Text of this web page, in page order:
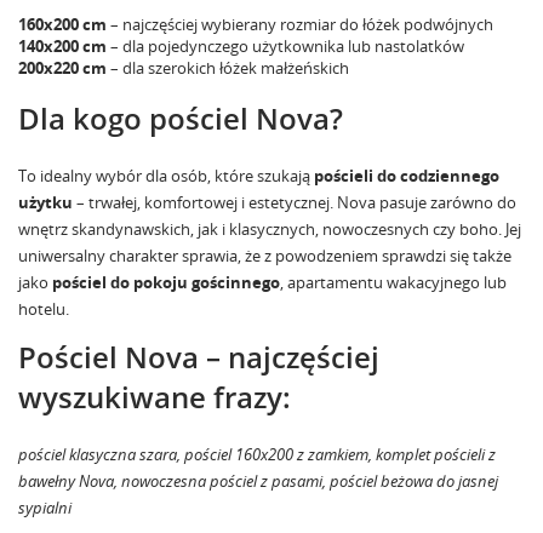
160x200 cm – najczęściej wybierany rozmiar do łóżek podwójnych
140x200 cm – dla pojedynczego użytkownika lub nastolatków
200x220 cm – dla szerokich łóżek małżeńskich
Dla kogo pościel Nova?
To idealny wybór dla osób, które szukają pościeli do codziennego
użytku – trwałej, komfortowej i estetycznej. Nova pasuje zarówno do
wnętrz skandynawskich, jak i klasycznych, nowoczesnych czy boho. Jej
uniwersalny charakter sprawia, że z powodzeniem sprawdzi się także
jako pościel do pokoju gościnnego, apartamentu wakacyjnego lub
hotelu.
Pościel Nova – najczęściej
wyszukiwane frazy:
pościel klasyczna szara, pościel 160x200 z zamkiem, komplet pościeli z
bawełny Nova, nowoczesna pościel z pasami, pościel beżowa do jasnej
sypialni